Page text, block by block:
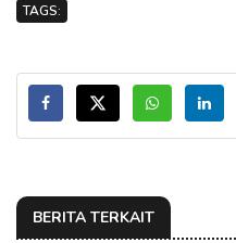
TAGS:
BERITA TERKAIT